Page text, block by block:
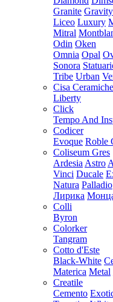
Granite Gravity
Liceo Luxury
Mitral
Odin Oken
Omnia Opal
Sonora
Tribe Urban
Cisa Ceramiche
Liberty
Click
Tempo And
Codicer
Evoque Roble
Coliseum Gres
Ardesia Astro
Vinci Ducale
Natura Palladio
Лирика
Colli
Byron
Colorker
Tangram
Cotto d'Este
Black-White
Materica Metal
Creatile
Cemento